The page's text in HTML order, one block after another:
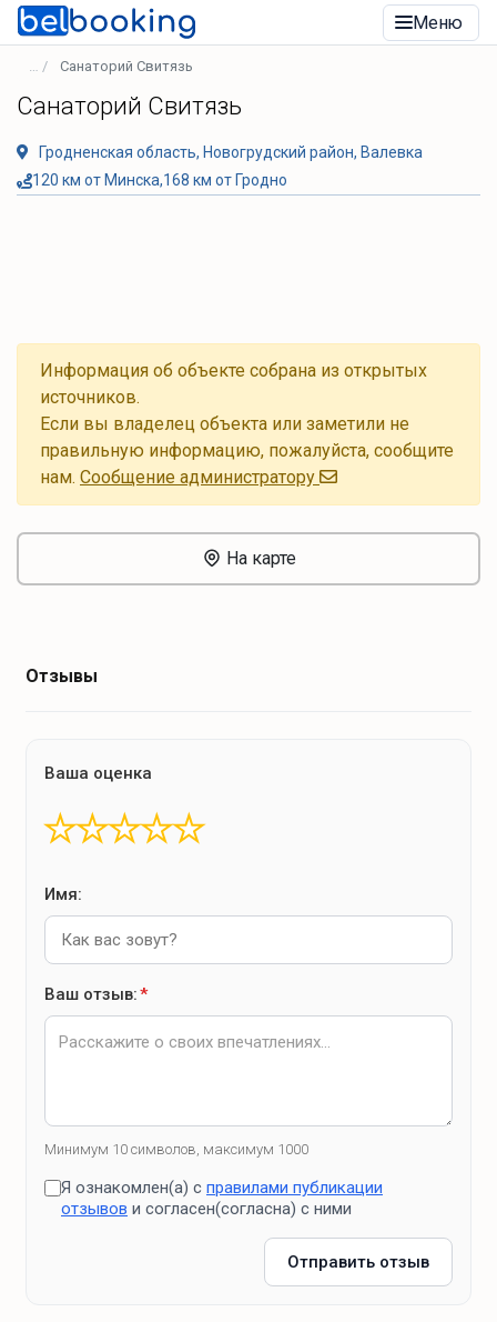
Меню
Санаторий Свитязь
Санаторий Свитязь
Гродненская область, Новогрудский район, Валевка
120 км от Минска,168 км от Гродно
Информация об объекте собрана из открытых
источников.
Если вы владелец объекта или заметили не
правильную информацию, пожалуйста, сообщите
нам. Cообщение администратору
На карте
Отзывы
Ваша оценка
★
★
★
★
★
Имя:
Ваш отзыв:*
Минимум 10 символов, максимум 1000
Я ознакомлен(а) с правилами публикации
отзывов и согласен(согласна) с ними
Отправить отзыв